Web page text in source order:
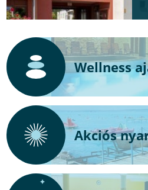
Wellness
Akciós